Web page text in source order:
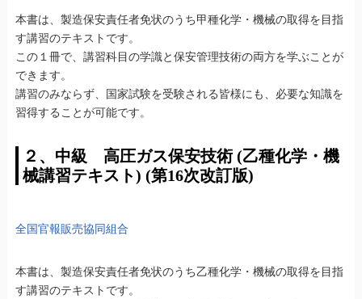
本書は、製造保安責任者免状のうち甲種化学・機械の取得を目指
す講習のテキストです。
この１冊で、講習科目の学識と保安管理技術の両方を学ぶことが
できます。
講習のみならず、国家試験を受験される皆様にも、必要な知識を
習得することが可能です。
２、中級 高圧ガス保安技術 (乙種化学・機
械講習テキスト) (第16次改訂版)
全国官報販売協同組合
本書は、製造保安責任者免状のうち乙種化学・機械の取得を目指
す講習のテキストです。